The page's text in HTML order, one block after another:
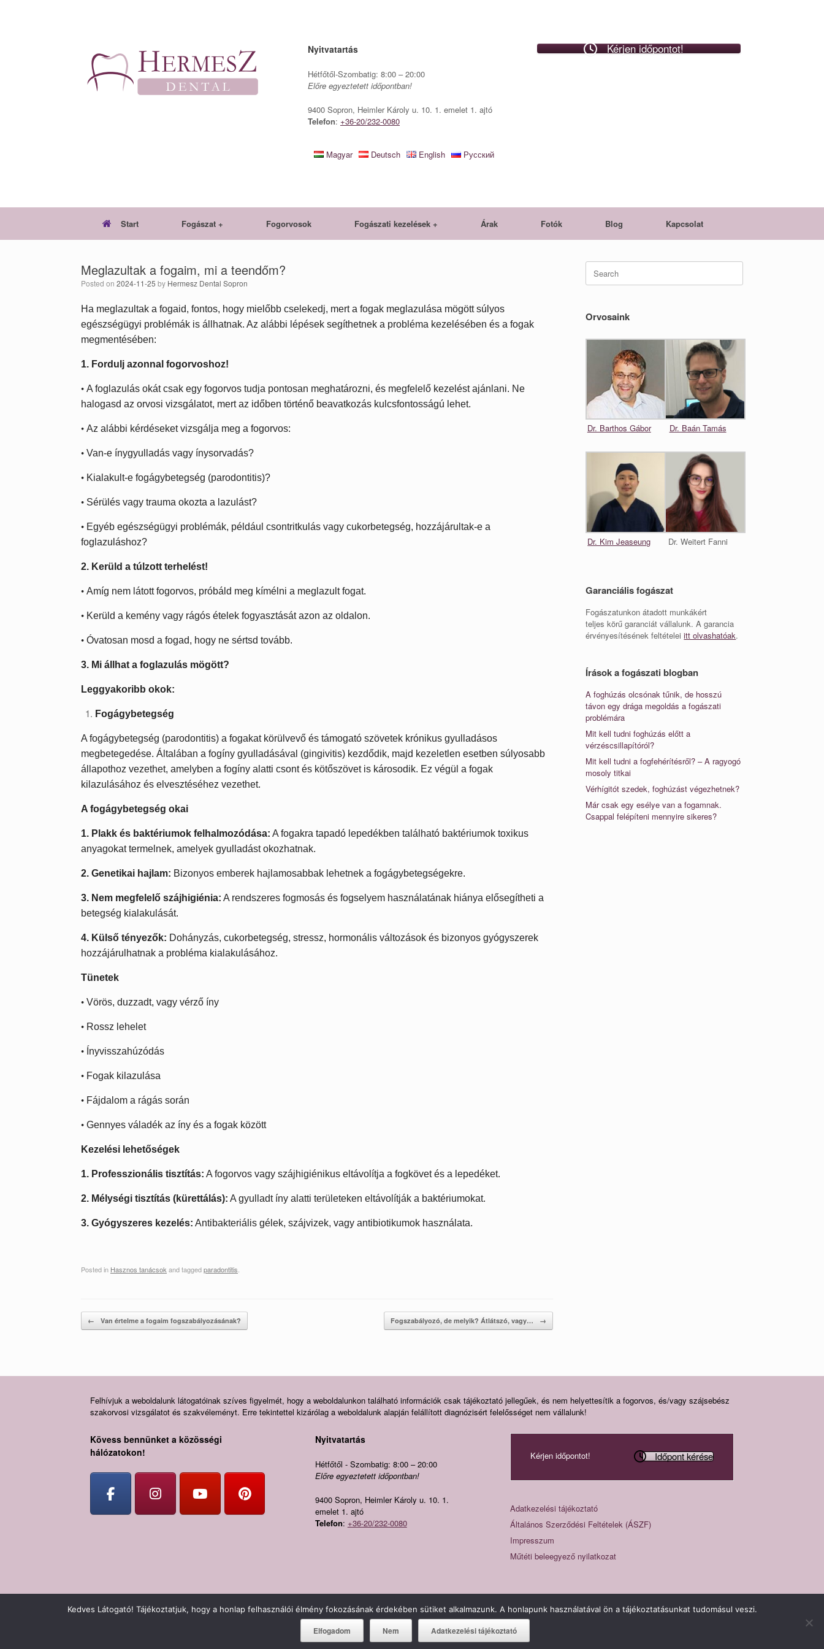
Nyitvatartás
Hétfőtől-Szombatig: 8:00 – 20:00
Előre egyeztetett időpontban!
9400 Sopron, Heimler Károly u. 10. 1. emelet 1. ajtó
Telefon: +36-20/232-0080
Magyar Deutsch English Русский
Kérjen időpontot!
Start Fogászat + Fogorvosok Fogászati kezelések + Árak Fotók Blog Kapcsolat
Meglazultak a fogaim, mi a teendőm?
Posted on 2024-11-25 by Hermesz Dental Sopron
Ha meglazultak a fogaid, fontos, hogy mielőbb cselekedj, mert a fogak meglazulása mögött súlyos
egészségügyi problémák is állhatnak. Az alábbi lépések segíthetnek a probléma kezelésében és a fogak
megmentésében:
1. Fordulj azonnal fogorvoshoz!
• A foglazulás okát csak egy fogorvos tudja pontosan meghatározni, és megfelelő kezelést ajánlani. Ne
halogasd az orvosi vizsgálatot, mert az időben történő beavatkozás kulcsfontosságú lehet.
• Az alábbi kérdéseket vizsgálja meg a fogorvos:
• Van-e ínygyulladás vagy ínysorvadás?
• Kialakult-e fogágybetegség (parodontitis)?
• Sérülés vagy trauma okozta a lazulást?
• Egyéb egészségügyi problémák, például csontritkulás vagy cukorbetegség, hozzájárultak-e a
foglazuláshoz?
2. Kerüld a túlzott terhelést!
• Amíg nem látott fogorvos, próbáld meg kímélni a meglazult fogat.
• Kerüld a kemény vagy rágós ételek fogyasztását azon az oldalon.
• Óvatosan mosd a fogad, hogy ne sértsd tovább.
3. Mi állhat a foglazulás mögött?
Leggyakoribb okok:
Fogágybetegség
A fogágybetegség (parodontitis) a fogakat körülvevő és támogató szövetek krónikus gyulladásos
megbetegedése. Általában a fogíny gyulladásával (gingivitis) kezdődik, majd kezeletlen esetben súlyosabb
állapothoz vezethet, amelyben a fogíny alatti csont és kötőszövet is károsodik. Ez végül a fogak
kilazulásához és elvesztéséhez vezethet.
A fogágybetegség okai
1. Plakk és baktériumok felhalmozódása: A fogakra tapadó lepedékben található baktériumok toxikus
anyagokat termelnek, amelyek gyulladást okozhatnak.
2. Genetikai hajlam: Bizonyos emberek hajlamosabbak lehetnek a fogágybetegségekre.
3. Nem megfelelő szájhigiénia: A rendszeres fogmosás és fogselyem használatának hiánya elősegítheti a
betegség kialakulását.
4. Külső tényezők: Dohányzás, cukorbetegség, stressz, hormonális változások és bizonyos gyógyszerek
hozzájárulhatnak a probléma kialakulásához.
Tünetek
• Vörös, duzzadt, vagy vérző íny
• Rossz lehelet
• Ínyvisszahúzódás
• Fogak kilazulása
• Fájdalom a rágás során
• Gennyes váladék az íny és a fogak között
Kezelési lehetőségek
1. Professzionális tisztítás: A fogorvos vagy szájhigiénikus eltávolítja a fogkövet és a lepedéket.
2. Mélységi tisztítás (kürettálás): A gyulladt íny alatti területeken eltávolítják a baktériumokat.
3. Gyógyszeres kezelés: Antibakteriális gélek, szájvizek, vagy antibiotikumok használata.
Posted in Hasznos tanácsok and taggedparadontitis
Post navigation
← Van értelme a fogaim fogszabályozásának? Fogszabályozó, de melyik? Átlátszó, vagy… →
Search
for:
Orvosaink
Dr. Barthos Gábor Dr. Baán Tamás
Dr. Kim Jeaseung Dr. Weitert Fanni
Garanciális fogászat
Fogászatunkon átadott munkákért
teljes körű garanciát vállalunk. A garancia
érvényesítésének feltételeiitt olvashatóak.
Írások a fogászati blogban
A foghúzás olcsónak tűnik, de hosszú
távon egy drága megoldás a fogászati
problémára
Mit kell tudni foghúzás előtt a
vérzéscsillapítóról?
Mit kell tudni a fogfehérítésről? – A ragyogó
mosoly titkai
Vérhígitót szedek, foghúzást végezhetnek?
Már csak egy esélye van a fogamnak.
Csappal felépíteni mennyire sikeres?
Felhívjuk a weboldalunk látogatóinak szíves figyelmét, hogy a weboldalunkon található információk csak tájékoztató jellegűek, és nem helyettesítik a fogorvos, és/vagy szájsebész
szakorvosi vizsgálatot és szakvéleményt. Erre tekintettel kizárólag a weboldalunk alapján felállított diagnózisért felelősséget nem vállalunk!
Kövess bennünket a közösségi
hálózatokon!
Nyitvatartás
Hétfőtől - Szombatig: 8:00 – 20:00
Előre egyeztetett időpontban!
9400 Sopron, Heimler Károly u. 10. 1.
emelet 1. ajtó
Telefon: +36-20/232-0080
Kérjen időpontot! Időpont kérése
Adatkezelési tájékoztató
Általános Szerződési Feltételek (ÁSZF)
Impresszum
Műtéti beleegyező nyilatkozat
ASiteOrigin Theme
Kedves Látogató! Tájékoztatjuk, hogy a honlap felhasználói élmény fokozásának érdekében sütiket alkalmazunk. A honlapunk használatával ön a tájékoztatásunkat tudomásul veszi.
Elfogadom Nem Adatkezelési tájékoztató